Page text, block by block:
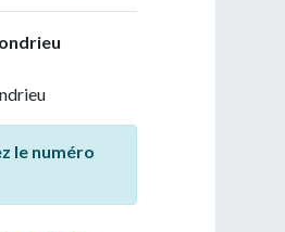
le numéro